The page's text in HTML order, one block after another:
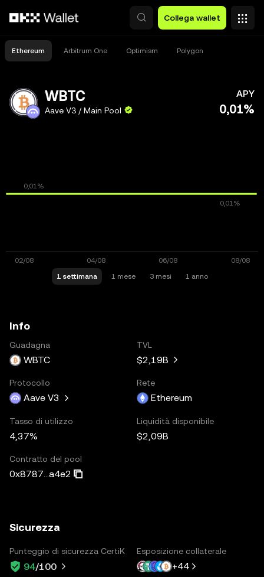
Collega wallet
Ethereum Arbitrum One Optimism Polygon
WBTC
Aave V3 / Main Pool
APY
0,01%
1 settimana 1 mese 3 mesi 1 anno
Info
Guadagna
WBTC
TVL
$2,19B
Protocollo
Aave V3
Rete
Ethereum
Tasso di utilizzo
4,37%
Liquidità disponibile
$2,09B
Contratto del pool
0x8787...a4e2
Sicurezza
Punteggio di sicurezza CertiK
94/100
Esposizione collaterale
+44